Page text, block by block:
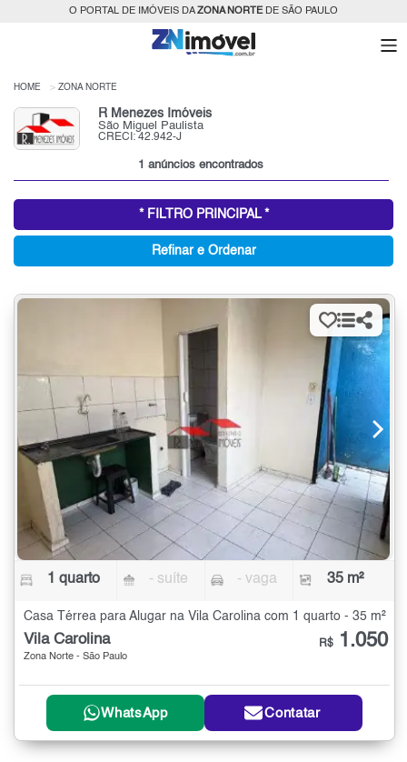
O PORTAL DE IMÓVEIS DAZONA NORTEDE SÃO PAULO
HOME ZONA NORTE
R Menezes Imóveis
São Miguel Paulista
CRECI: 42.942-J
1 anúncios encontrados
* FILTRO PRINCIPAL *
Refinar e Ordenar
1 quarto - suíte - vaga 35 m²
Casa Térrea para Alugar na Vila Carolina com 1 quarto - 35 m²
Vila Carolina
Zona Norte - São Paulo
R$ 1.050
WhatsApp Contatar